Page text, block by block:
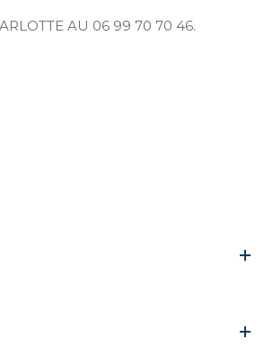
AU 06 99 70 70 46.